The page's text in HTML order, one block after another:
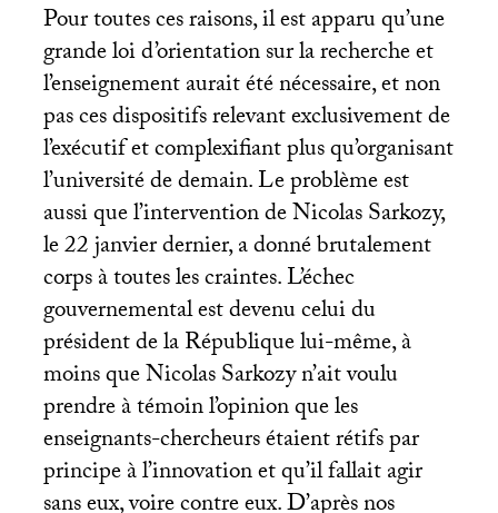
Pour toutes ces raisons, il est apparu qu’une
grande loi d’orientation sur la recherche et
l’enseignement aurait été nécessaire, et non
pas ces dispositifs relevant exclusivement de
l’exécutif et complexifiant plus qu’organisant
l’université de demain. Le problème est
aussi que l’intervention de Nicolas Sarkozy,
le 22 janvier dernier, a donné brutalement
corps à toutes les craintes. L’échec
gouvernemental est devenu celui du
président de la République lui-même, à
moins que Nicolas Sarkozy n’ait voulu
prendre à témoin l’opinion que les
enseignants-chercheurs étaient rétifs par
principe à l’innovation et qu’il fallait agir